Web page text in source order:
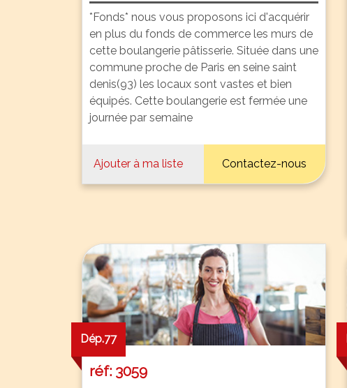
*Fonds* nous vous proposons ici d'acquérir
en plus du fonds de commerce les murs de
cette boulangerie pâtisserie. Située dans une
commune proche de Paris en seine saint
denis(93) les locaux sont vastes et bien
équipés. Cette boulangerie est fermée une
journée par semaine
Ajouter à ma liste Contactez-nous
Dép.77
réf: 3059